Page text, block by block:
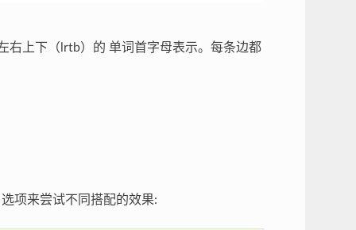
右上下（lrtb）的 单词首字母表示。每条边都
项来尝试不同搭配的效果: